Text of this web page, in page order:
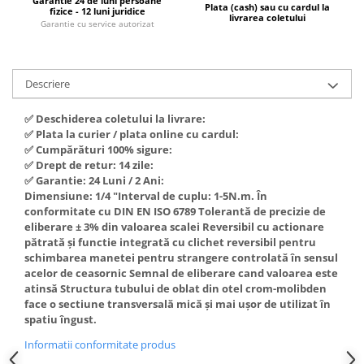
Piese si consumabile pentru
MOTOCOSITORI
Scarificatoare
Sere si solarii
Tocatoare fan, crengi, tulpini
Fierastraie electrice
Freze si carote
Generatoare
Lampi solare
Masini de slefuit
Malaxoare
Macarale si electopalane
Masini de tencuit
Masini de taiat placi ceramice /
gresie / faianta / parchet
Masini de canelat
Menghine
Motoare termice
Convectoare
Sobe pe gaz
Tunuri de caldura
Ventilatoare
Ventilatoare Industriale
Chiuvete bucatarie
Deshidratoare
Dozatoare de apa
Espressoare, cafetiere si rasnite
Fiare de calcat / Mese pentru
calcat
Forme de prajituri
Hote Decorative
fizice - 12 luni juridice
Garantie cu service autorizat
Plata (cash) sau cu cardul la
livrarea coletului
Descriere
✅ Deschiderea coletului la livrare:
✅ Plata la curier / plata online cu cardul:
✅ Cumpărături 100% sigure:
✅ Drept de retur: 14 zile:
✅ Garantie: 24 Luni / 2 Ani:
Dimensiune: 1/4 "Interval de cuplu: 1-5N.m. În
conformitate cu DIN EN ISO 6789 Tolerantă de precizie de
eliberare ± 3% din valoarea scalei Reversibil cu actionare
pătrată și functie integrată cu clichet reversibil pentru
schimbarea manetei pentru strangere controlată în sensul
acelor de ceasornic Semnal de eliberare cand valoarea este
atinsă Structura tubului de oblat din otel crom-molibden
face o sectiune transversală mică și mai ușor de utilizat în
spatiu îngust.
Informatii conformitate produs